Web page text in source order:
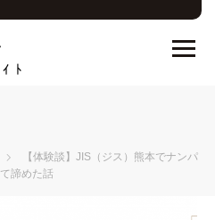
【体験談】JIS（ジス）熊本でナンパ
諦めた話